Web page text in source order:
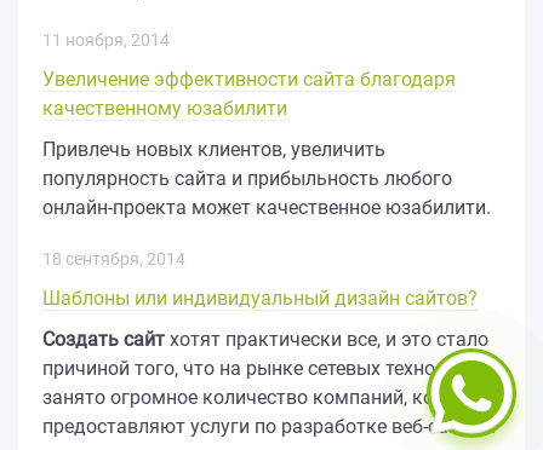
11 ноября, 2014
Увеличение эффективности сайта благодаря
качественному юзабилити
Привлечь новых клиентов, увеличить
популярность сайта и прибыльность любого
онлайн-проекта может качественное юзабилити.
18 сентября, 2014
Шаблоны или индивидуальный дизайн сайтов?
Создать сайт хотят практически все, и это стало
причиной того, что на рынке сетевых технологий
занято огромное количество компаний, которые
предоставляют услуги по разработке веб-сайтов.